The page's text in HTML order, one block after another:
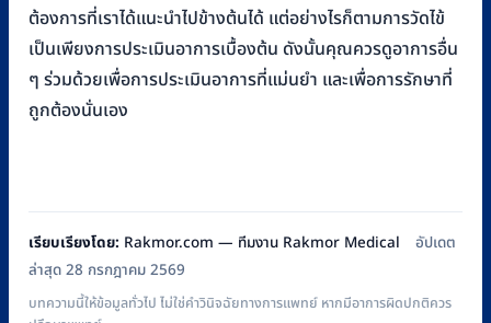
ต้องการที่เราได้แนะนำไปข้างต้นได้ แต่อย่างไรก็ตามการวัดไข้
เป็นเพียงการประเมินอาการเบื้องต้น ดังนั้นคุณควรดูอาการอื่น
ๆ ร่วมด้วยเพื่อการประเมินอาการที่แม่นยำ และเพื่อการรักษาที่
ถูกต้องนั่นเอง
เรียบเรียงโดย: Rakmor.com — ทีมงาน Rakmor Medical
อัปเดต
ล่าสุด 28 กรกฎาคม 2569
บทความนี้ให้ข้อมูลทั่วไป ไม่ใช่คำวินิจฉัยทางการแพทย์ หากมีอาการผิดปกติควร